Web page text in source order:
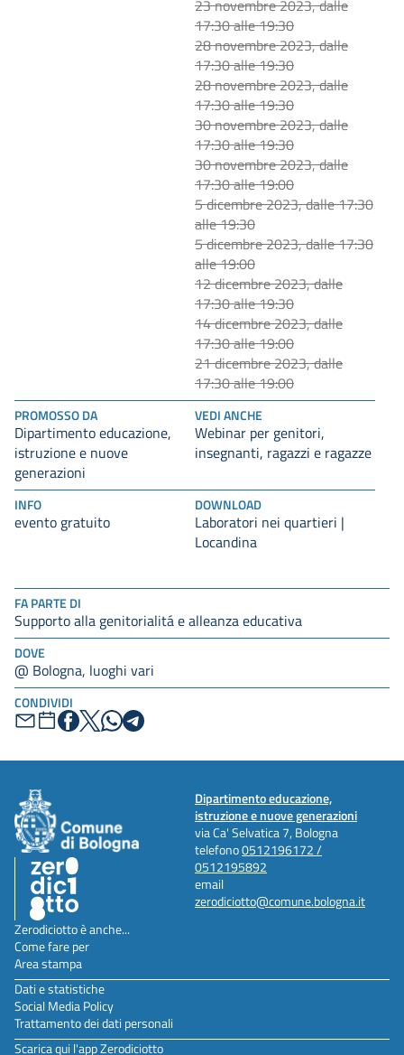
FA PARTE DI
Supporto alla genitorialitá e alleanza educativa
DOVE
@ Bologna, luoghi vari
CONDIVIDI
23 novembre 2023, dalle
17:30 alle 19:30
28 novembre 2023, dalle
17:30 alle 19:30
28 novembre 2023, dalle
17:30 alle 19:30
30 novembre 2023, dalle
17:30 alle 19:30
30 novembre 2023, dalle
17:30 alle 19:00
5 dicembre 2023, dalle 17:30
alle 19:30
5 dicembre 2023, dalle 17:30
alle 19:00
12 dicembre 2023, dalle
17:30 alle 19:30
14 dicembre 2023, dalle
17:30 alle 19:00
21 dicembre 2023, dalle
17:30 alle 19:00
PROMOSSO DA
Dipartimento educazione,
istruzione e nuove
generazioni
VEDI ANCHE
Webinar per genitori,
insegnanti, ragazzi e ragazze
INFO
evento gratuito
DOWNLOAD
Laboratori nei quartieri |
Locandina
Dipartimento educazione,
istruzione e nuove generazioni
via Ca' Selvatica 7, Bologna
telefono0512196172 /
0512195892
email
zerodiciotto@comune.bologna.it
Zerodiciotto è anche...
Come fare per
Area stampa
Dati e statistiche
Social Media Policy
Trattamento dei dati personali
Scarica qui l'app Zerodiciotto